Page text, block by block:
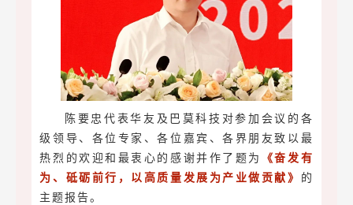
陈要忠代表华友及巴莫科技对参加会议的各
级领导、各位专家、各位嘉宾、各界朋友致以最
热烈的欢迎和最衷心的感谢并作了题为
《奋发有
为、砥砺前行，以高质量发展为产业做贡献》 的
主题报告。